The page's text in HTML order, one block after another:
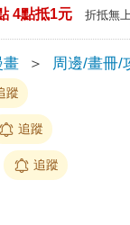
4點抵1元 折抵無
畫 ＞ 周邊/畫冊/
蹤
追蹤
追蹤